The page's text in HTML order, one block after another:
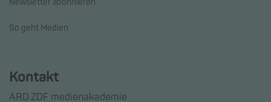
Newsletter abonnieren
So geht Medien
Kontakt
ARD.ZDF medienakademie